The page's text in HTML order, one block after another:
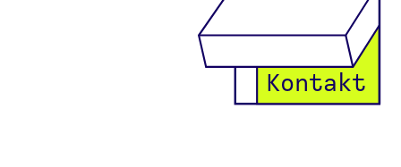
Kontakt